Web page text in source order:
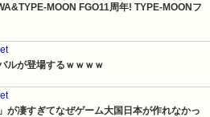
MOON FGO11周年! TYPE-MOONフ
ルが登場するｗｗｗｗ
が凄すぎてなぜゲーム大国日本が作れなかっ